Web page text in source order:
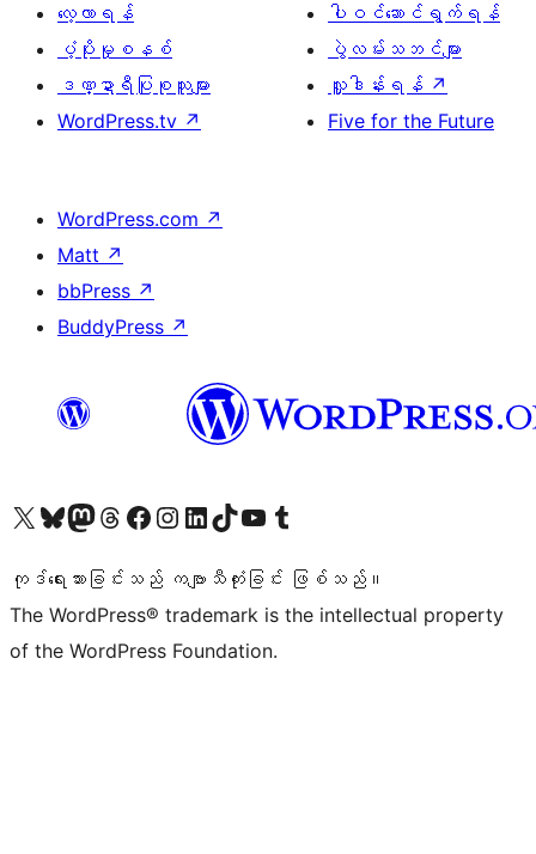
လေ့လာရန်
ပံ့ပိုးမှုစနစ်
ဒဏ္ဍာရီပြုစုသူများ
WordPress.tv ↗
ပါဝင်ဆောင်ရွက်ရန်
ပွဲလမ်းသဘင်များ
လှူဒါန်းရန် ↗
Five for the Future
WordPress.com ↗
Matt ↗
bbPress ↗
BuddyPress ↗
ကျွန်ုပ်တို့၏ X (ယခင် Twitter) အကောင့်သို့ သွားရောက်ကြည့်ရှုပါကျွန်ုပ်တို့၏ Bluesky အကောင့်သို့ ဝင်ရောက်ကြည့်ရှုရန်
ကျွန်ုပ်တို့၏ Mastodon အကောင့်သို့ သွားရောက်ကြည့်ရှုပါကျွန်ုပ်တို့၏ Threads အကောင့်သို့ ဝင်ရောက်ကြည့်ရှုရန်
ကျွန်ုပ်တို့၏ Facebook စာမျက်နှာသို့ သွားရောက်ကြည့်ရှုပါကျွန်ုပ်တို့၏ Instagram အကောင့်သို့ သွားရောက်ကြည့်ရှုပါ ကျွန်ုပ်တို့၏ LinkedIn အကောင့်သို့ သွားရောက်ကြည့်ရှုပါကျွန်ုပ်တို့၏ TikTok အကောင့်သို့ ဝင်ရောက်ကြည့်ရှုရန်
ကျွန်ုပ်တို့၏ YouTube ချန်နယ်သို့ သွားရောက်ကြည့်ရှုပါ ကျွန်ုပ်တို့၏ Tumblr အကောင့်သို့ ဝင်ရောက်ကြည့်ရှုရန်
ကုဒ်ရေးသားခြင်းသည် ကဗျာသီကုံးခြင်း ဖြစ်သည်။
The WordPress® trademark is the intellectual property
of the WordPress Foundation.